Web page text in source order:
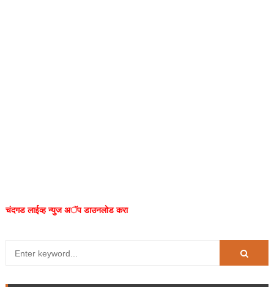
चंदगड लाईव्ह न्युज अॅप डाउनलोड करा